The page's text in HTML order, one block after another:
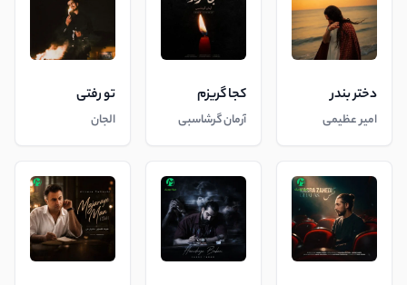
دختر بندر
امیر عظیمی
کجا گریزم
آرمان گرشاسبی
تو رفتی
الجان